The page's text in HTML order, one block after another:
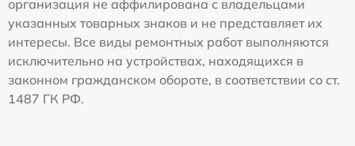
организация не аффилирована с владельцами
указанных товарных знаков и не представляет их
интересы. Все виды ремонтных работ выполняются
исключительно на устройствах, находящихся в
законном гражданском обороте, в соответствии со ст.
1487 ГК РФ.